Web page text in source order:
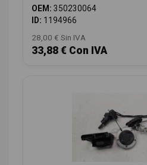
OEM: 350230064
ID: 1194966
28,00 € Sin IVA
33,88 € Con IVA